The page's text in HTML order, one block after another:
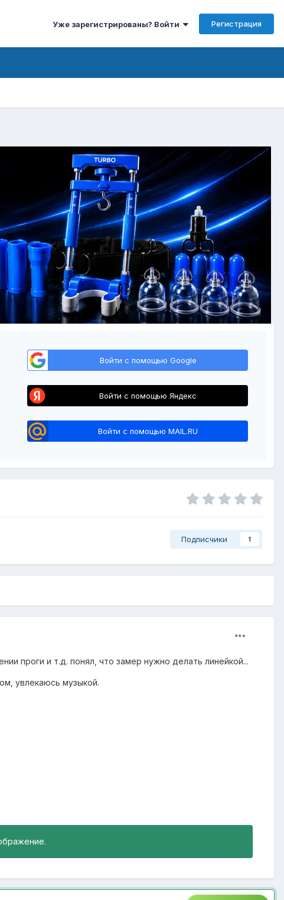
Уже зарегистрированы? Войти Регистрация
Войти с помощью Google
Войти с помощью Яндекс
Войти с помощью MAIL.RU
Подписчики 1
проги и т.д. понял, что замер нужно делать линейкой...
увлекаюсь музыкой.